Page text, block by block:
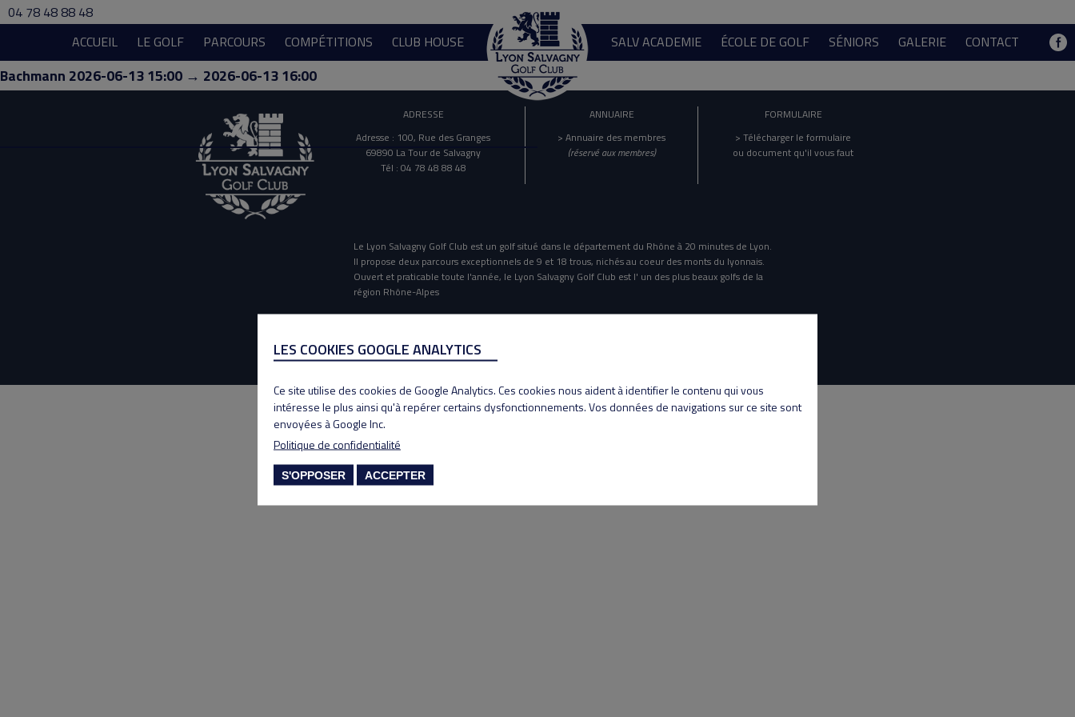
04 78 48 88 48
ACCUEIL
LE GOLF PARCOURS COMPÉTITIONS CLUB HOUSE SALV ACADEMIE ÉCOLE DE GOLF SÉNIORS GALERIE CONTACT
Bachmann 2026-06-13 15:00 → 2026-06-13 16:00
ADRESSE
Adresse : 100, Rue des Granges
69890 La Tour de Salvagny
Tél : 04 78 48 88 48
ANNUAIRE
> Annuaire des membres
(réservé aux membres)
FORMULAIRE
> Télécharger le formulaire
ou document qu'il vous faut
Le Lyon Salvagny Golf Club est un golf situé dans le département du Rhône à 20 minutes de Lyon.
Il propose deux parcours exceptionnels de 9 et 18 trous, nichés au coeur des monts du lyonnais.
Ouvert et praticable toute l'année, le Lyon Salvagny Golf Club est l' un des plus beaux golfs de la
région Rhône-Alpes
Copyright 2020 Lyon Salvagny golf club
LES COOKIES GOOGLE ANALYTICS
Ce site utilise des cookies de Google Analytics. Ces cookies nous aident à identifier le contenu qui vous
intéresse le plus ainsi qu'à repérer certains dysfonctionnements. Vos données de navigations sur ce site sont
envoyées à Google Inc.
Politique de confidentialité
S'OPPOSER ACCEPTER